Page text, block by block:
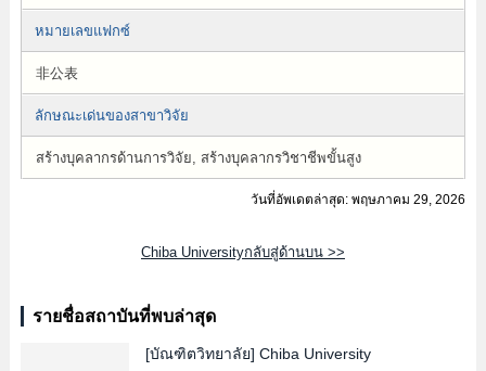
หมายเลขแฟกซ์
非公表
ลักษณะเด่นของสาขาวิจัย
สร้างบุคลากรด้านการวิจัย, สร้างบุคลากรวิชาชีพขั้นสูง
วันที่อัพเดตล่าสุด: พฤษภาคม 29, 2026
Chiba Universityกลับสู่ด้านบน >>
รายชื่อสถาบันที่พบล่าสุด
[บัณฑิตวิทยาลัย] Chiba University